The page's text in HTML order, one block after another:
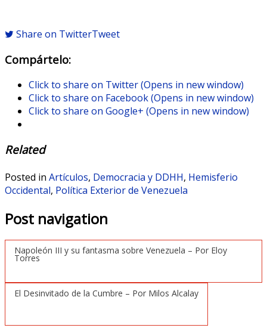
Share on TwitterTweet
Compártelo:
Click to share on Twitter (Opens in new window)
Click to share on Facebook (Opens in new window)
Click to share on Google+ (Opens in new window)
Related
Posted in Artículos, Democracia y DDHH, Hemisferio
Occidental, Política Exterior de Venezuela
Post navigation
Napoleón III y su fantasma sobre Venezuela – Por Eloy
Torres
El Desinvitado de la Cumbre – Por Milos Alcalay